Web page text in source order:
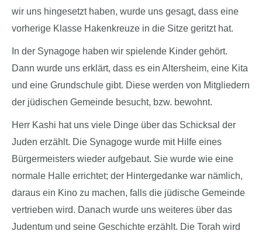
wir uns hingesetzt haben, wurde uns gesagt, dass eine
vorherige Klasse Hakenkreuze in die Sitze geritzt hat.
In der Synagoge haben wir spielende Kinder gehört.
Dann wurde uns erklärt, dass es ein Altersheim, eine Kita
und eine Grundschule gibt. Diese werden von Mitgliedern
der jüdischen Gemeinde besucht, bzw. bewohnt.
Herr Kashi hat uns viele Dinge über das Schicksal der
Juden erzählt. Die Synagoge wurde mit Hilfe eines
Bürgermeisters wieder aufgebaut. Sie wurde wie eine
normale Halle errichtet; der Hintergedanke war nämlich,
daraus ein Kino zu machen, falls die jüdische Gemeinde
vertrieben wird. Danach wurde uns weiteres über das
Judentum und seine Geschichte erzählt. Die Torah wird